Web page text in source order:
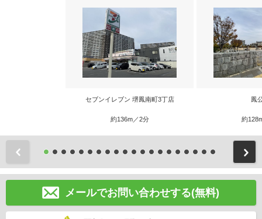
セブンイレブン 堺鳳南町3丁店
約136m／2分
鳳
約
メールでお問い合わせする(無料)